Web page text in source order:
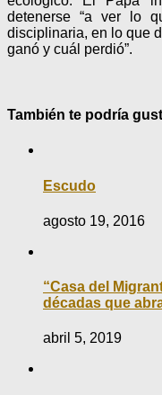
detenerse “a ver lo
disciplinaria, en lo que
ganó y cuál perdió”.
También te podría
Escudo
agosto 19, 2016
“Casa del
décadas que
abril 5, 2019